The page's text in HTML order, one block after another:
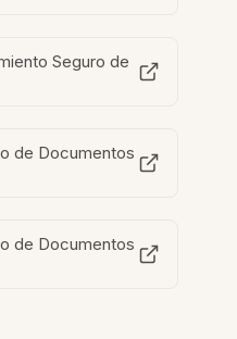
Seguro de
de Documentos
de Documentos